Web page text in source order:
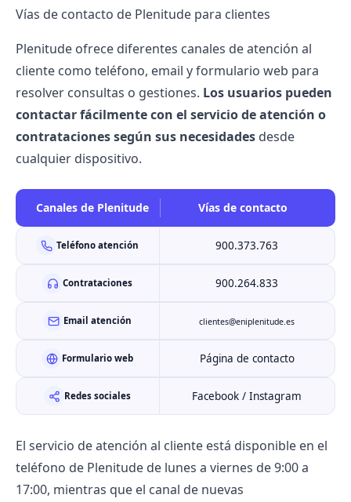
Vías de contacto de Plenitude para clientes
Plenitude ofrece diferentes canales de atención al
cliente como teléfono, email y formulario web para
resolver consultas o gestiones. Los usuarios pueden
contactar fácilmente con el servicio de atención o
contrataciones según sus necesidades desde
cualquier dispositivo.
Canales de Plenitude Vías de contacto
Teléfono atención 900.373.763
Contrataciones 900.264.833
Email atención clientes@eniplenitude.es
Formulario web Página de contacto
Redes sociales Facebook / Instagram
El servicio de atención al cliente está disponible en el
teléfono de Plenitude de lunes a viernes de 9:00 a
17:00, mientras que el canal de nuevas